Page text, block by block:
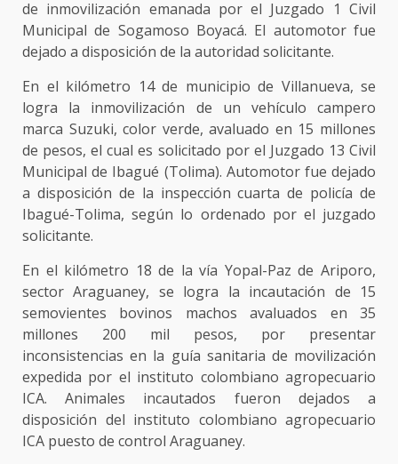
de inmovilización emanada por el Juzgado 1 Civil
Municipal de Sogamoso Boyacá. El automotor fue
dejado a disposición de la autoridad solicitante.
En el kilómetro 14 de municipio de Villanueva, se
logra la inmovilización de un vehículo campero
marca Suzuki, color verde, avaluado en 15 millones
de pesos, el cual es solicitado por el Juzgado 13 Civil
Municipal de Ibagué (Tolima). Automotor fue dejado
a disposición de la inspección cuarta de policía de
Ibagué-Tolima, según lo ordenado por el juzgado
solicitante.
En el kilómetro 18 de la vía Yopal-Paz de Ariporo,
sector Araguaney, se logra la incautación de 15
semovientes bovinos machos avaluados en 35
millones 200 mil pesos, por presentar
inconsistencias en la guía sanitaria de movilización
expedida por el instituto colombiano agropecuario
ICA. Animales incautados fueron dejados a
disposición del instituto colombiano agropecuario
ICA puesto de control Araguaney.